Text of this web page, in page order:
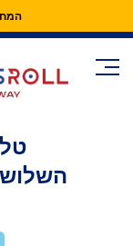
Skip
Content
השלושה 2 (בגב